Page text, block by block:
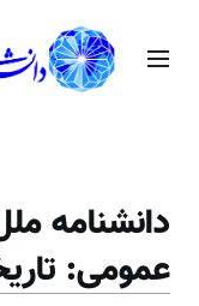
محتوامنوی اصلی
دانشنامه
عمومی: